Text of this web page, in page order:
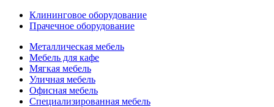
Клининговое оборудование
Прачечное оборудование
Металлическая мебель
Мебель для кафе
Мягкая мебель
Уличная мебель
Офисная мебель
Специализированная мебель